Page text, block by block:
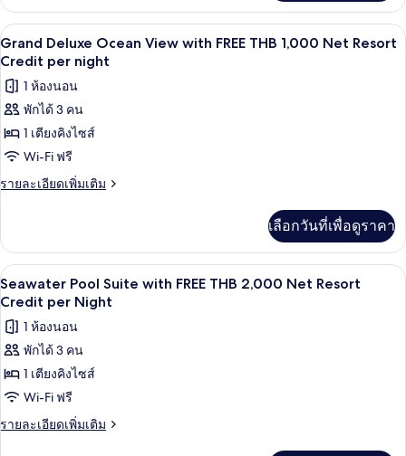
THB
1,000
Net
Resort
Credit
per
night
เกี่ยว
กับ
Supreme
Deluxe
View
with
THB
1,000
Resort
เปิด
ภาพถ่าย
ทั้งหมด
ของ
Grand
Deluxe
Ocean
FREE
THB
1,000
Net
Resort
Credit
per
night
5
Grand Deluxe Ocean View with FREE THB 1,000 Net Resort
Credit per night
1 ห้องนอน
พักได้ 3 คน
1 เตียงคิงไซส์
Wi-Fi ฟรี
รายละเอียดเพิ่มเติม
ราย
เกี่ยว
กับ
Grand
Deluxe
View
with
THB
1,000
Resort
เลือกวันที่เพื่อดูราคา
เปิด
ภาพถ่าย
ทั้งหมด
ของ
Seawater
Pool
Suite
4
Seawater Pool Suite with FREE THB 2,000 Net Resort
Credit per Night
1 ห้องนอน
พักได้ 3 คน
1 เตียงคิงไซส์
Wi-Fi ฟรี
รายละเอียดเพิ่มเติม
ราย